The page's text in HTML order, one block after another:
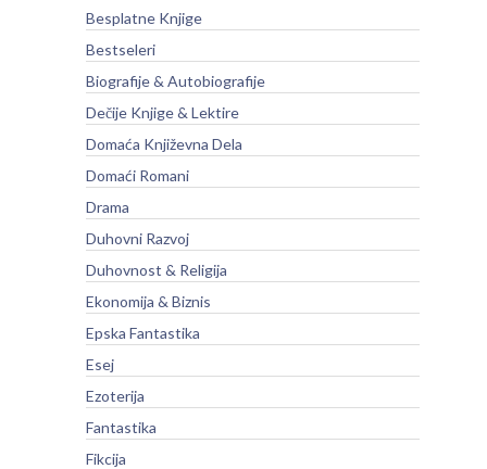
Besplatne Knjige
Bestseleri
Biografije & Autobiografije
Dečije Knjige & Lektire
Domaća Književna Dela
Domaći Romani
Drama
Duhovni Razvoj
Duhovnost & Religija
Ekonomija & Biznis
Epska Fantastika
Esej
Ezoterija
Fantastika
Fikcija